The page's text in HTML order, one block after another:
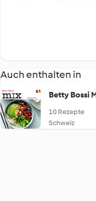
Auch enthalten in
Betty Bossi
10 Rezepte
Schweiz